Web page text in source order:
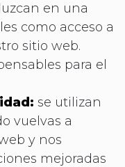
en una
como acceso a
sitio web.
para el
se utilizan
vuelvas a
y nos
mejoradas